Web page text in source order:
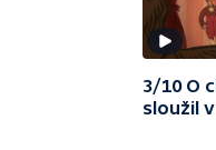
3/10 O
sloužil